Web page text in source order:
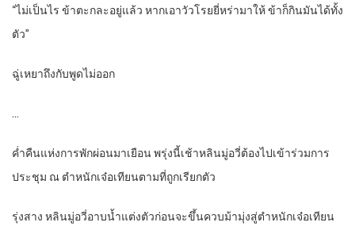
“ไม่เป็นไร ข้าตะกละอยู่แล้ว หากเอาวัวโรยยี่หร่ามาให้ ข้าก็กินมันได้ทั้ง
ตัว”
ฉู่เหยาถึงกับพูดไม่ออก
…
ค่ำคืนแห่งการพักผ่อนมาเยือน พรุ่งนี้เช้าหลินมู่อวี่ต้องไปเข้าร่วมการ
ประชุม ณ ตำหนักเจ๋อเทียนตามที่ถูกเรียกตัว
รุ่งสาง หลินมู่อวี่อาบน้ำแต่งตัวก่อนจะขึ้นควบม้ามุ่งสู่ตำหนักเจ๋อเทียน